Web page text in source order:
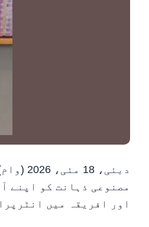
مصنوعی ذہانت کو اپنے
اور افریقہ میں